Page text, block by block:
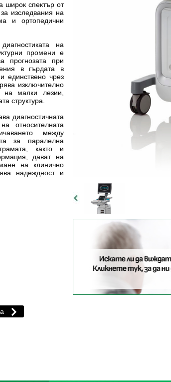
широк спектър от
изследвания на
и ортопедични
на
промени е
прогнозата при
в гърдата в
единствено чрез
изключително
на малки лезии,
структура.
диагностичната
относителната
между
за паралелна
както и
дават на
на клинично
надеждност и